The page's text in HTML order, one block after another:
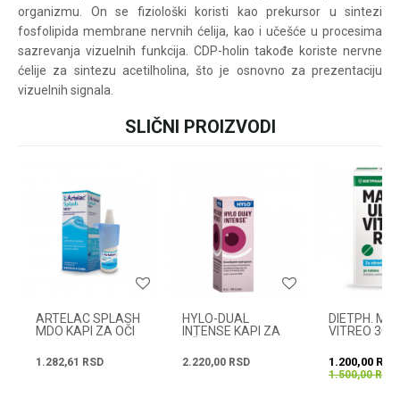
pišite nam:
customers@oazazdrav
lja.rs
ili pozovite:
+381631105804
organizmu. On se fiziološki koristi kao prekursor u sintezi
fosfolipida membrane nervnih ćelija, kao i učešće u procesima
sazrevanja vizuelnih funkcija. CDP-holin takođe koriste nervne
ćelije za sintezu acetilholina, što je osnovno za prezentaciju
vizuelnih signala.
SLIČNI PROIZVODI
ARTELAC SPLASH
MDO KAPI ZA OČI
1.282,61 RSD
HYLO-DUAL
INTENSE KAPI ZA
2.220,00 RSD
DIETPH.
VITREO
1.200,00 RSD
1.500,00RSD